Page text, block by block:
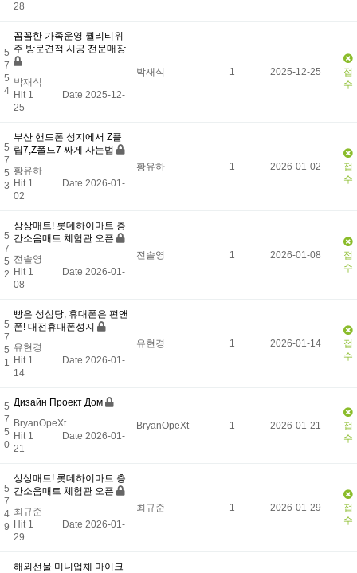
28
5
7
5
4
꼼꼼한 가족운영 퀄리티위
주 방문견적 시공 전문매장
박재식
Hit 1
Date 2025-12-
25
박재식 1 2025-12-25
접
수
5
7
5
3
부산 핸드폰 성지에서 Z플
립7,Z폴드7 싸게 사는법
황유하
Hit 1
Date 2026-01-
02
황유하 1 2026-01-02
접
수
5
7
5
2
상상매트! 롯데하이마트 층
간소음매트 체험관 오픈
전솔영
Hit 1
Date 2026-01-
08
전솔영 1 2026-01-08
접
수
5
7
5
1
빵은 성심당, 휴대폰은 펀앤
폰! 대전휴대폰성지
유현경
Hit 1
Date 2026-01-
14
유현경 1 2026-01-14
접
수
5
7
5
0
Дизайн Проект Дом
BryanOpeXt
Hit 1
Date 2026-01-
21
BryanOpeXt 1 2026-01-21
접
수
5
7
4
9
상상매트! 롯데하이마트 층
간소음매트 체험관 오픈
최규준
Hit 1
Date 2026-01-
29
최규준 1 2026-01-29
접
수
해외선물 미니업체 마이크